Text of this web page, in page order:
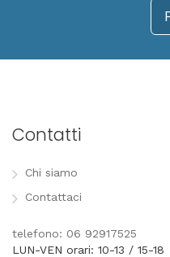
Contatti
Chi siamo
Contattaci
telefono: 06 92917525
LUN-VEN orari: 10-13 / 15-18